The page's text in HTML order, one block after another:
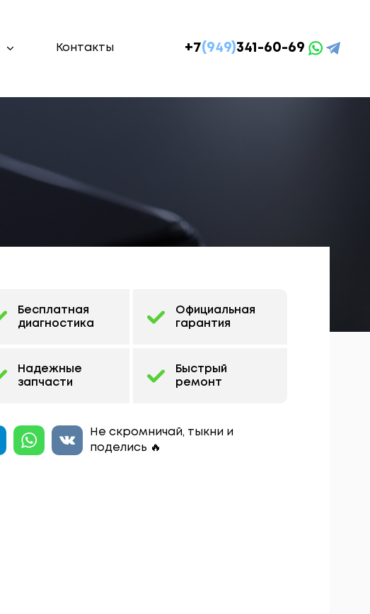
Контакты +7(949)341-60-69
Бесплатная
диагностика
Официальная
гарантия
Надежные
запчасти
Быстрый
ремонт
Не скромничай, тыкни и
поделись 🔥